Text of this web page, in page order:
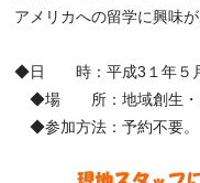
アメリカへの留学に興味
◆日　　時：平成3１年５
◆場　　所：地域創生・
◆参加方法：予約不要。